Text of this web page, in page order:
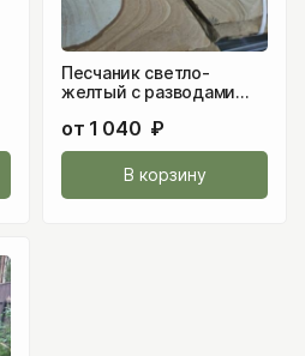
Песчаник светло-
желтый с разводами
от 1 040 ₽
В корзину